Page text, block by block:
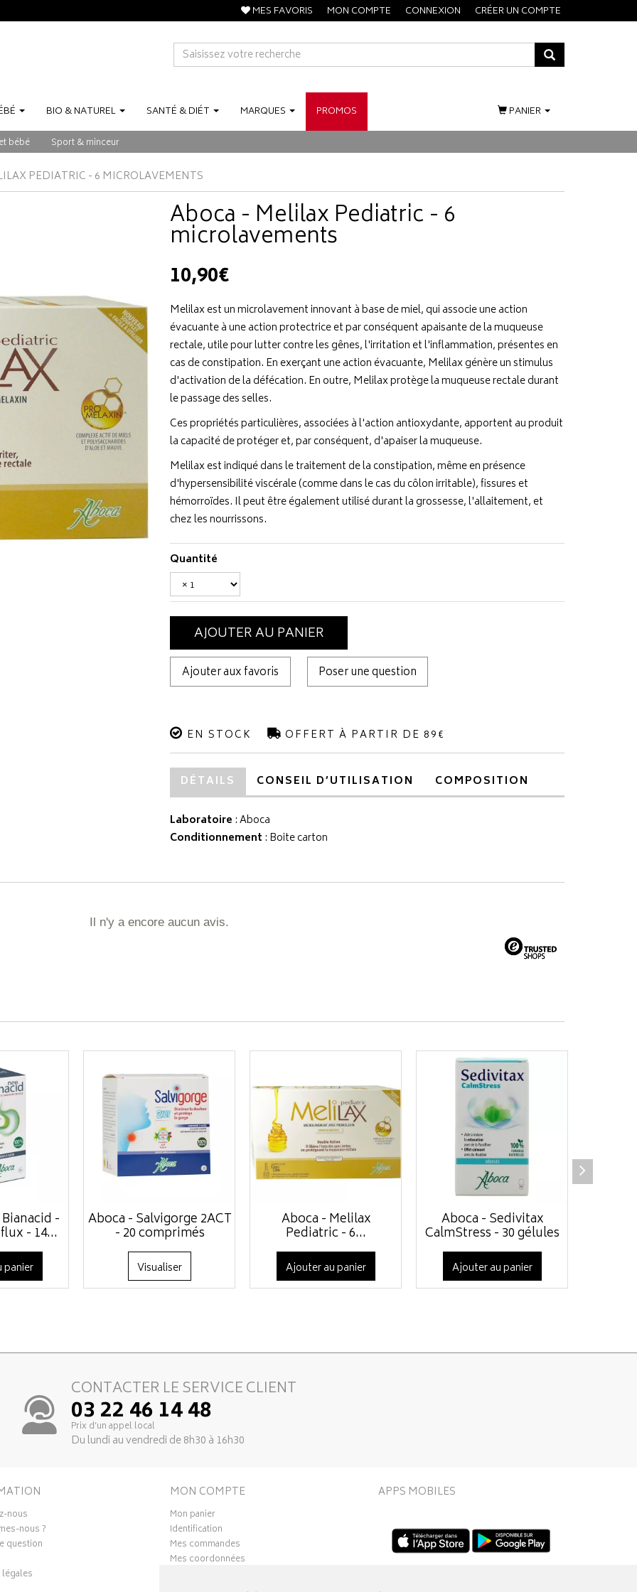
MES FAVORIS MON COMPTE CONNEXION CRÉER UN COMPTE
BIO &NATUREL SANTÉ &DIÉT MARQUES PROMOS
bébé Sport & minceur
PANIER
PEDIATRIC - 6 MICROLAVEMENTS
Aboca - Melilax Pediatric - 6
microlavements
10,90€
Melilax est un microlavement innovant à base de miel, qui associe une action
évacuante à une action protectrice et par conséquent apaisante de la muqueuse
rectale, utile pour lutter contre les gênes, l'irritation et l'inflammation, présentes en
cas de constipation. En exerçant une action évacuante, Melilax génère un stimulus
d'activation de la défécation. En outre, Melilax protège la muqueuse rectale durant
le passage des selles.
Ces propriétés particulières, associées à l'action antioxydante, apportent au produit
la capacité de protéger et, par conséquent, d'apaiser la muqueuse.
Melilax est indiqué dans le traitement de la constipation, même en présence
d'hypersensibilité viscérale (comme dans le cas du côlon irritable), fissures et
hémorroïdes. Il peut être également utilisé durant la grossesse, l'allaitement, et
chez les nourrissons.
Quantité
AJOUTER AU PANIER
Ajouter aux favoris Poser une question
EN STOCK OFFERT À PARTIR DE 89€
DÉTAILS CONSEIL D’UTILISATION COMPOSITION
Laboratoire :Aboca
Conditionnement : Boite carton
Il n'y a encore aucun avis.
-
- 14...
panier
Aboca - Salvigorge 2ACT
- 20 comprimés
Visualiser
Aboca - Melilax
Pediatric - 6...
Ajouter au panier
Aboca - Sedivitax
CalmStress - 30 gélules
Ajouter au panier
CONTACTER LE SERVICE CLIENT
03 22 46 14 48
Prix d’un appel local
Du lundi au vendredi de 8h30 à 16h30
nous
nous ?
question
MON COMPTE
Mon panier
Identification
Mes commandes
Mes coordonnées
APPS MOBILES